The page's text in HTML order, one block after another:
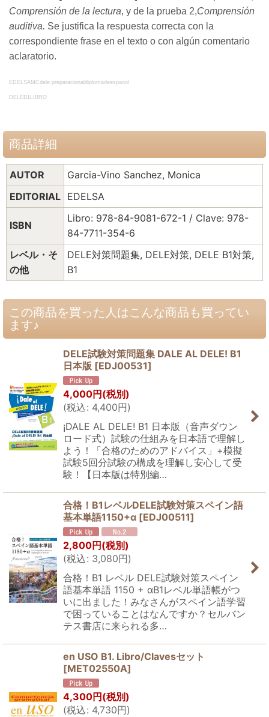
Comprensión de la lectura, y de la prueba 2,Comprensión
auditiva. Se justifica la respuesta correcta con la
correspondiente frase en el texto o con algún comentario
aclaratorio.
EDELSAMCdele.preparacionaldiplomadeespanol
DELEB1LIBRO
商品詳細
AUTOR
Garcia-Vino Sanchez, Monica
EDITORIAL EDELSA
ISBN
Libro: 978-84-9081-672-1 / Clave: 978-
84-7711-354-6
レベル・そ
の他
DELE対策問題集, DELE対策, DELE B1対策,
B1
この商品を買った人はこんな商品も買ってい
ます♪
DELE試験対策問題集 DALE AL DELE! B1
日本版 [EDJ00531]
4,000円(税別)
(税込: 4,400円)
¡DALE AL DELE! B1 日本版（音声ダウン
ロード式）試験の仕組みを日本語で理解し
よう！「合格のためのアドバイス」+模擬
試験5回分試験の構成を理解し安心して受
験！【日本版は特別編…
合格！B1レベルDELE試験対策スペイン語
基本単語1150+α [EDJ00511]
2,800円(税別)
(税込: 3,080円)
合格！B1 レベル DELE試験対策スペイン
語基本単語 1150 + αB1レベル単語帳がつ
いに出ました！みなさんがスペイン語学習
で困っていることはなんですか？セルバン
テス書店に来られる多…
en USO B1. Libro/Clavesセット
[MET02550A]
4,300円 (税別)
(税込: 4,730円)